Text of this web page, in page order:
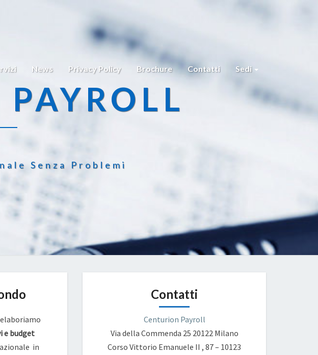
News Privacy Policy Brochure Contatti Sedi
Senza Problemi
e budget
in
Contatti
Centurion Payroll
Via della Commenda 25 20122 Milano
Corso Vittorio Emanuele II , 87 – 10123